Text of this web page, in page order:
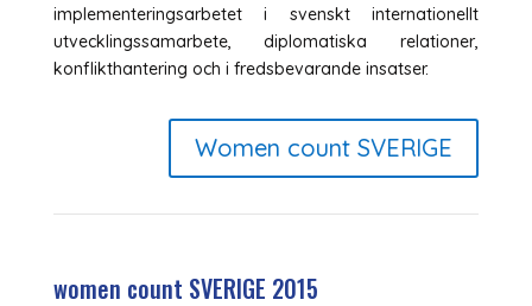
implementeringsarbetet i svenskt internationellt
utvecklingssamarbete, diplomatiska relationer,
konflikthantering och i fredsbevarande insatser.
Women count SVERIGE
women count SVERIGE 2015